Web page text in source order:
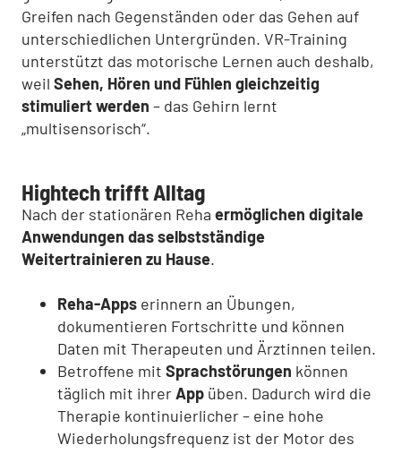
Greifen nach Gegenständen oder das Gehen auf
unterschiedlichen Untergründen. VR-Training
unterstützt das motorische Lernen auch deshalb,
weil Sehen, Hören und Fühlen gleichzeitig
stimuliert werden – das Gehirn lernt
„multisensorisch“.
Hightech trifft Alltag
Nach der stationären Reha ermöglichen digitale
Anwendungen das selbstständige
Weitertrainieren zu Hause.
Reha-Apps erinnern an Übungen,
dokumentieren Fortschritte und können
Daten mit Therapeuten und Ärztinnen teilen.
Betroffene mit Sprachstörungen können
täglich mit ihrerApp üben. Dadurch wird die
Therapie kontinuierlicher – eine hohe
Wiederholungsfrequenz ist der Motor des